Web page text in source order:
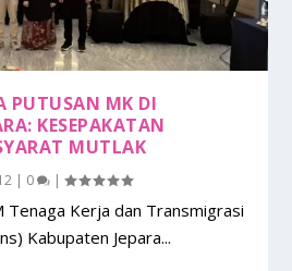
PUTUSAN MK DI
KESEPAKATAN
MUTLAK
| 0 |
Tenaga Kerja dan Transmigrasi
Kabupaten Jepara...